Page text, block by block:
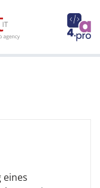
eines